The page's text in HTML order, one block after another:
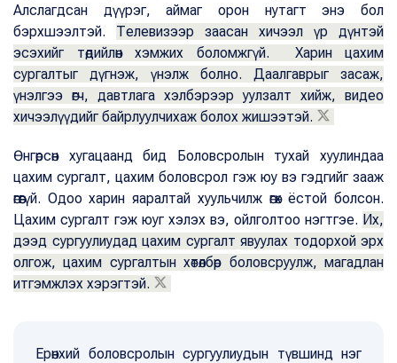
Алслагдсан дүүрэг, аймаг орон нутагт энэ бол
бэрхшээлтэй. Телевизээр заасан хичээл үр дүнтэй
эсэхийг төдийлөн хэмжих боломжгүй. Харин цахим
сургалтыг дүгнэж, үнэлж болно. Даалгаврыг засаж,
үнэлгээ өгч, давтлага хэлбэрээр уулзалт хийж, видео
хичээлүүдийг байрлуулчихаж болох жишээтэй.
Өнгөрсөн хугацаанд бид Боловсролын тухай хуулиндаа
цахим сургалт, цахим боловсрол гэж юу вэ гэдгийг зааж
өгөөгүй. Одоо харин яаралтай хуульчилж өгөх ёстой болсон.
Цахим сургалт гэж юуг хэлэх вэ, ойлголтоо нэгтгэе. Их,
дээд сургуулиудад цахим сургалт явуулах тодорхой эрх
олгож, цахим сургалтын хөтөлбөр боловсруулж, магадлан
итгэмжлэх хэрэгтэй.
Ерөнхий боловсролын сургуулиудын түвшинд нэг